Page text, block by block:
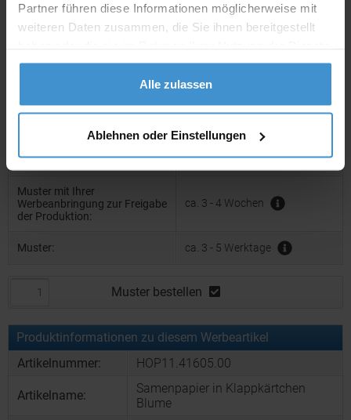
Partner führen diese Informationen möglicherweise mit
weiteren Daten zusammen, die Sie ihnen bereitgestellt
gesammelt haben.
Alle zulassen
Ablehnen oder Einstellungen
Individuelle Anfrage
Artikel mit Werbeanbringung: ca. 3 - 4 Wochen
Muster mit Ihrer
Werbeanbringung zur Freigabe
der Produktion:
ca. 3 - 4 Wochen
Muster: ca. 3 - 5 Werktage
Muster bestellen
Produktinformationen zu diesem Werbeartikel
Artikelnummer:
HOP11.41605.00
Artikelname:
Samenpapier in Klappkärtchen
Blume